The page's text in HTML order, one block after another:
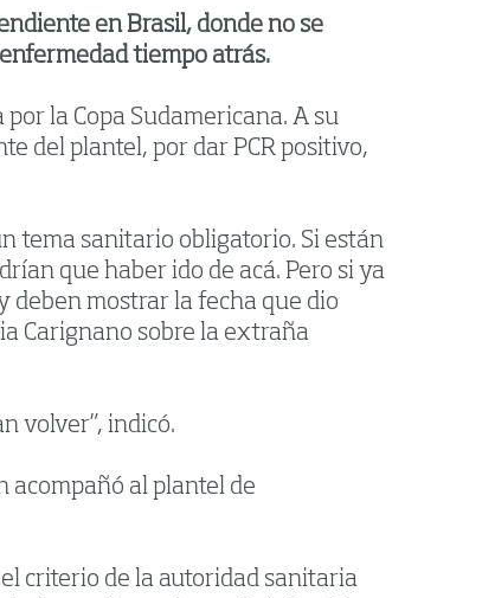
en Brasil, donde no se
tiempo atrás.
la Copa Sudamericana. A su
del plantel, por dar PCR positivo,
tema sanitario obligatorio. Si están
que haber ido de acá. Pero si ya
deben mostrar la fecha que dio
Carignano sobre la extraña
volver”, indicó.
acompañó al plantel de
criterio de la autoridad sanitaria